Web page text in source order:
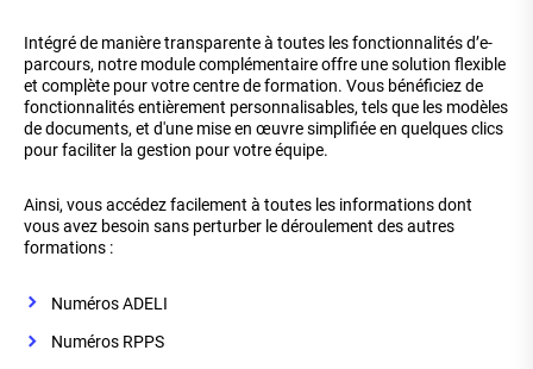
Intégré de manière transparente à toutes les fonctionnalités d’e-
parcours, notre module complémentaire offre une solution flexible
et complète pour votre centre de formation. Vous bénéficiez de
fonctionnalités entièrement personnalisables, tels que les modèles
de documents, et d'une mise en œuvre simplifiée en quelques clics
pour faciliter la gestion pour votre équipe.
Ainsi, vous accédez facilement à toutes les informations dont
vous avez besoin sans perturber le déroulement des autres
formations :
Numéros ADELI
Numéros RPPS